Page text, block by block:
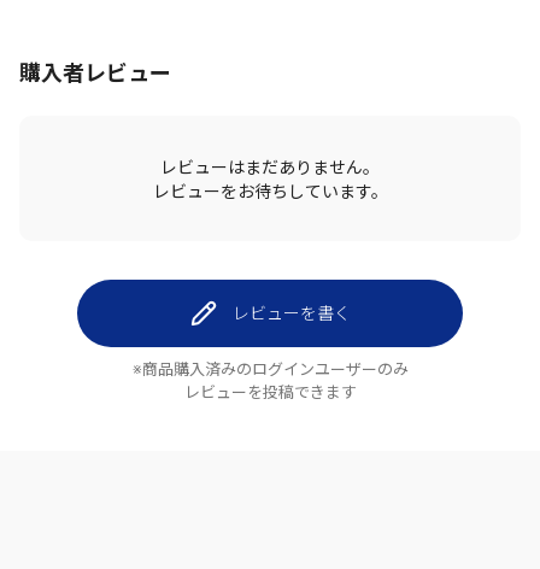
購入者レビュー
レビューはまだありません。
レビューをお待ちしています。
レビューを書く
※商品購入済みのログインユーザーのみ
レビューを投稿できます